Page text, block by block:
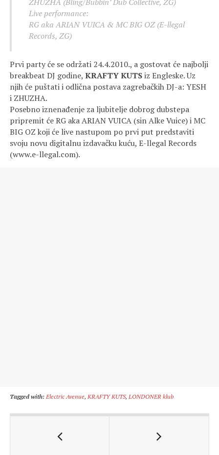
Live performance:
RG aka ARIAN VUICA & MC BIG OZ (E-llegal
Records, ZG)
Prvi party će se održati 24.4.2010., a gostovat će najbolji
breakbeat DJ godine, KRAFTY KUTSiz Engleske. Uz
njih će puštati i odlična postava zagrebačkih DJ-a: YESH
i ZHUZHA.
Posebno iznenađenje za ljubitelje dobrog dubstepa
pripremit će RG aka ARIAN VUICA (sin Alke Vuice) i MC
BIG OZ koji će live nastupom po prvi put predstaviti
svoju novu digitalnu izdavačku kuću, E-llegal Records
(www.e-llegal.com).
Tagged with: Electric Avenue, KRAFTY KUTS, LONDONER klub